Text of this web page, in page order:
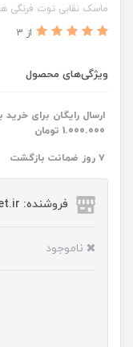
ماسک نقابی توت فرنگی
از 3
ویژگی‌های محصول
ارسال رایگان برای خرید
1.000.000 تومان
۷ روز ضمانت بازگشت
فروشنده: www.pinkiset.ir
ناموجود